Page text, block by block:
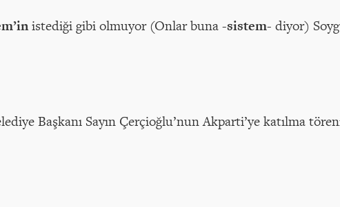
istediği gibi olmuyor (Onlar buna -sistem- diyor)
Başkanı Sayın Çerçioğlu’nun Akparti’ye katılma